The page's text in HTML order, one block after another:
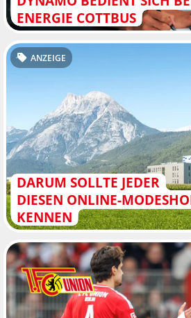
ENERGIE COTTBUS
DARUM SOLLTE JEDER
DIESEN ONLINE-
KENNEN
ANZEIGE